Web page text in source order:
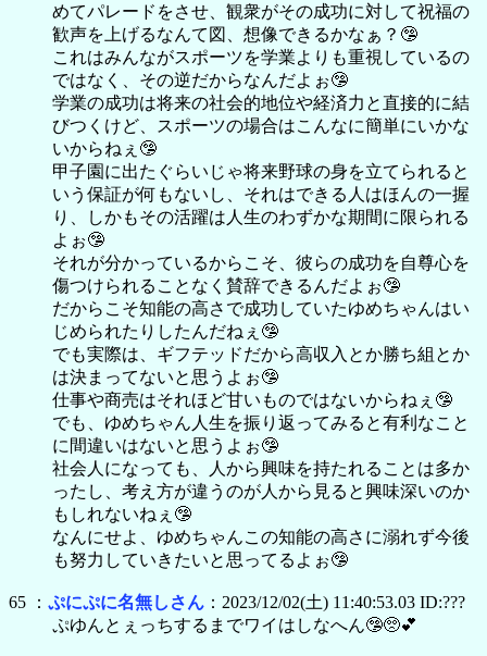
めてパレードをさせ、観衆がその成功に対して祝福の
歓声を上げるなんて図、想像できるかなぁ？🤥
これはみんながスポーツを学業よりも重視しているの
ではなく、その逆だからなんだよぉ🤥
学業の成功は将来の社会的地位や経済力と直接的に結
びつくけど、スポーツの場合はこんなに簡単にいかな
いからねぇ🤥
甲子園に出たぐらいじゃ将来野球の身を立てられると
いう保証が何もないし、それはできる人はほんの一握
り、しかもその活躍は人生のわずかな期間に限られる
よぉ🤥
それが分かっているからこそ、彼らの成功を自尊心を
傷つけられることなく賛辞できるんだよぉ🤥
だからこそ知能の高さで成功していたゆめちゃんはい
じめられたりしたんだねぇ🤥
でも実際は、ギフテッドだから高収入とか勝ち組とか
は決まってないと思うよぉ🤥
仕事や商売はそれほど甘いものではないからねぇ🤥
でも、ゆめちゃん人生を振り返ってみると有利なこと
に間違いはないと思うよぉ🤥
社会人になっても、人から興味を持たれることは多か
ったし、考え方が違うのが人から見ると興味深いのか
もしれないねぇ🤥
なんにせよ、ゆめちゃんこの知能の高さに溺れず今後
も努力していきたいと思ってるよぉ🤥
65 ： ぷにぷに名無しさん ：2023/12/02(土) 11:40:53.03 ID:???
ぷゆんとぇっちするまでワイはしなへん🤥🥺💕